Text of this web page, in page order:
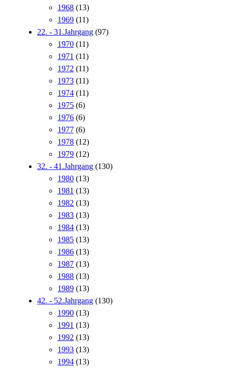
1968 (13)
1969 (11)
22. - 31.Jahrgang (97)
1970 (11)
1971 (11)
1972 (11)
1973 (11)
1974 (11)
1975 (6)
1976 (6)
1977 (6)
1978 (12)
1979 (12)
32. - 41.Jahrgang (130)
1980 (13)
1981 (13)
1982 (13)
1983 (13)
1984 (13)
1985 (13)
1986 (13)
1987 (13)
1988 (13)
1989 (13)
42. - 52.Jahrgang (130)
1990 (13)
1991 (13)
1992 (13)
1993 (13)
1994 (13)